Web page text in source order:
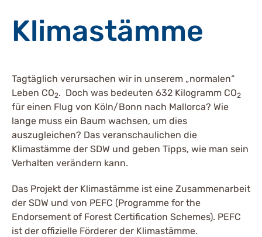
Klimastämme
Tagtäglich verursachen wir in unserem „normalen“
Leben CO2. Doch was bedeuten 632 Kilogramm CO2
für einen Flug von Köln/Bonn nach Mallorca? Wie
lange muss ein Baum wachsen, um dies
auszugleichen? Das veranschaulichen die
Klimastämme der SDW und geben Tipps, wie man sein
Verhalten verändern kann.
Das Projekt der Klimastämme ist eine Zusammenarbeit
der SDW und von PEFC (Programme for the
Endorsement of Forest Certification Schemes). PEFC
ist der offizielle Förderer der Klimastämme.